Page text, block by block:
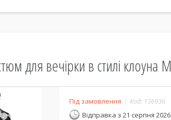
для вечірки в стилі клоуна
Під замовлення Код: 136936
Відправка з 21 серпня 2026